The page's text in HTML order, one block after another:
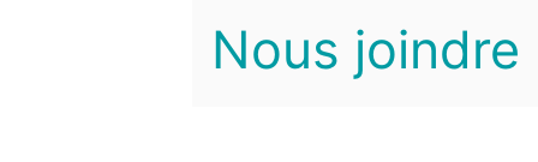
Nous joindre